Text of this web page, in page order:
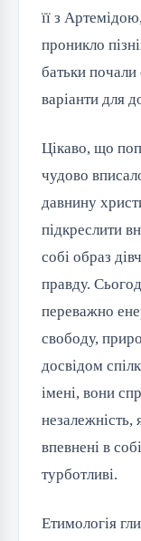
її з
проникло
батьки почали
варіанти для
Цікаво, що
чудово
давнину
підкреслити
собі образ
правду.
переважно
свободу,
досвідом
імені, вони
незалежність,
впевнені в
турботливі.
Етимологія